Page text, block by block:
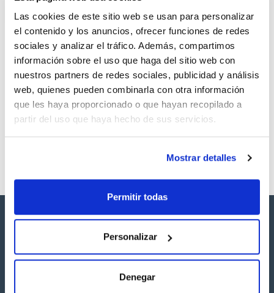
Las cookies de este sitio web se usan para personalizar
el contenido y los anuncios, ofrecer funciones de redes
sociales y analizar el tráfico. Además, compartimos
información sobre el uso que haga del sitio web con
nuestros partners de redes sociales, publicidad y análisis
web, quienes pueden combinarla con otra información
que les haya proporcionado o que hayan recopilado a
partir del uso que haya hecho de sus servicios.
Mostrar detalles
Permitir todas
Personalizar
Denegar
Envase
VIAL
Volumen
25mg
CAS
[72406-26-9]
Referencia
SB3262025M
Envase
x25mg
Precio
Comprar
Disponibilidad
Ver stock
Síguenos: